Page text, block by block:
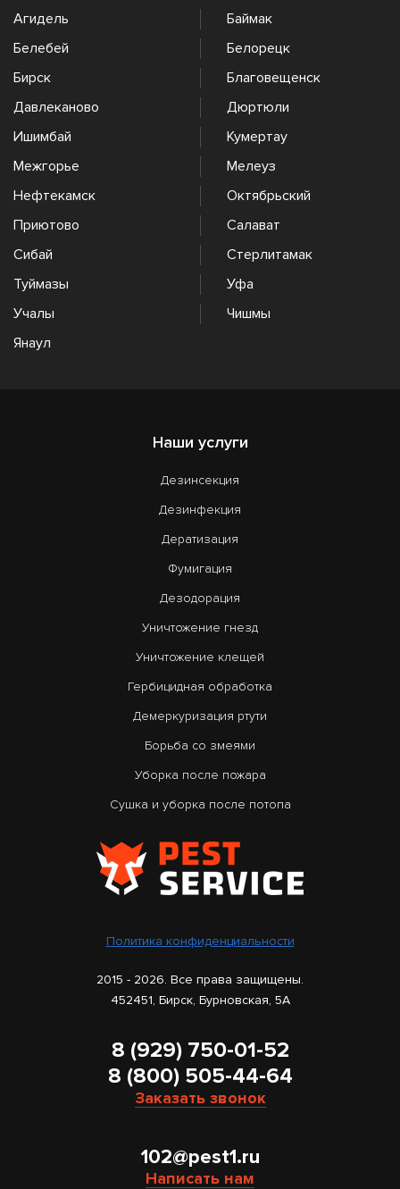
Агидель
Баймак
Белебей
Белорецк
Бирск
Благовещенск
Давлеканово
Дюртюли
Ишимбай
Кумертау
Межгорье
Мелеуз
Нефтекамск
Октябрьский
Приютово
Салават
Сибай
Стерлитамак
Туймазы
Уфа
Учалы
Чишмы
Янаул
Наши услуги
Дезинсекция
Дезинфекция
Дератизация
Фумигация
Дезодорация
Уничтожение гнезд
Уничтожение клещей
Гербицидная обработка
Демеркуризация ртути
Борьба со змеями
Уборка после пожара
Сушка и уборка после потопа
Политика конфиденциальности
2015 - 2026. Все права защищены.
452451, Бирск, Бурновская, 5А
8 (929) 750-01-52
8 (800) 505-44-64
Заказать звонок
102@pest1.ru
Написать нам